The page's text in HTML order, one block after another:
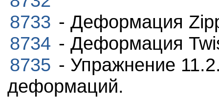
8733 - Деформация
8734 - Деформация
8735 - Упражнение
деформаций.